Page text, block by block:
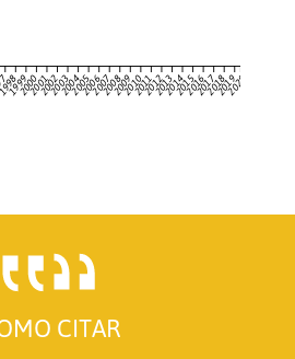
199920002001200220032004200520062007200820092010201120122013201420152016201720182019
2020
CITAR